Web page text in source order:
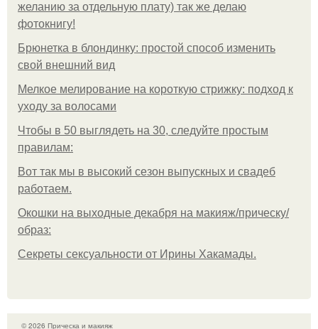
желанию за отдельную плату) так же делаю
фотокнигу!
Брюнетка в блондинку: простой способ изменить
свой внешний вид
Мелкое мелирование на короткую стрижку: подход к
уходу за волосами
Чтобы в 50 выглядеть на 30, следуйте простым
правилам:
Вот так мы в высокий сезон выпускных и свадеб
работаем.
Окошки на выходные декабря на макияж/прическу/
образ:
Секреты сексуальности от Ирины Хакамады.
© 2026 Прическа и макияж